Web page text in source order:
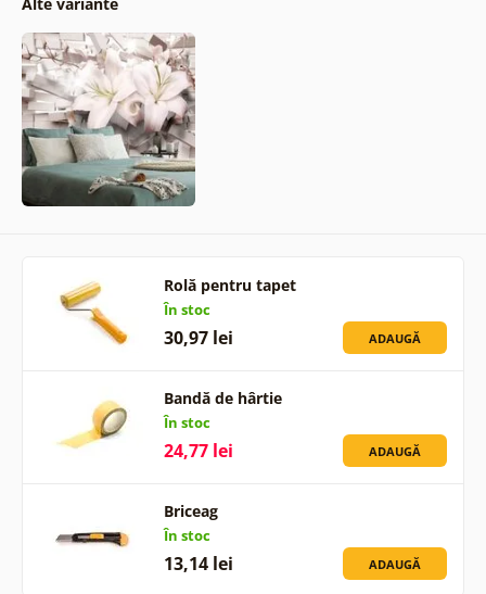
Rolă pentru tapet
În stoc
30,97 lei ADAUGĂ
Bandă de hârtie
În stoc
24,77 lei ADAUGĂ
Briceag
În stoc
13,14 lei ADAUGĂ